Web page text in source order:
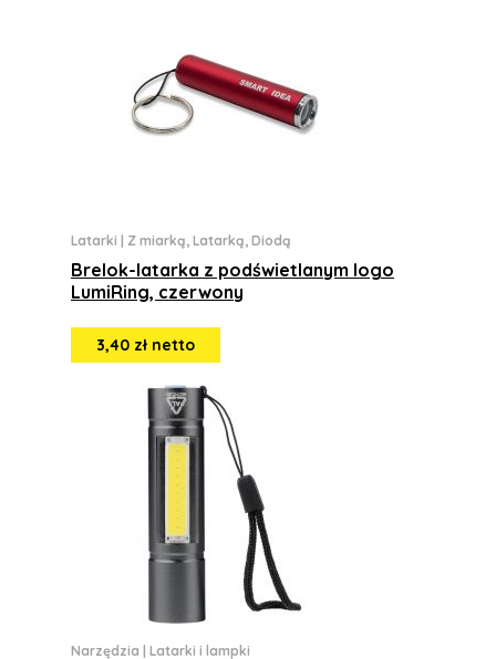
Latarki Z miarką, Latarką, Diodą
Brelok-latarka z podświetlanym logo
LumiRing, czerwony
3,40 zł netto
Narzędzia Latarki i lampki